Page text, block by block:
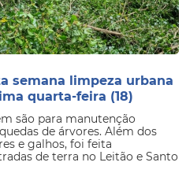
semana limpeza urbana
quarta-feira (18)
são para manutenção
de árvores. Além dos
e galhos, foi feita
de terra no Leitão e Santo